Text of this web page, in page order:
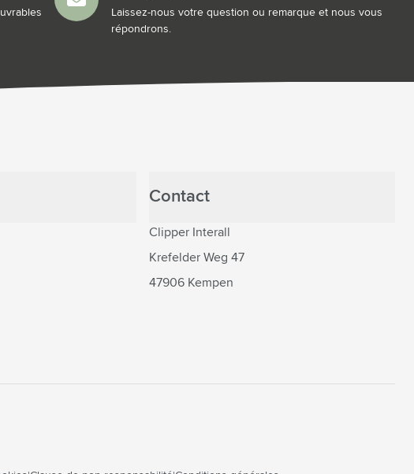
Laissez-nous votre question ou remarque et nous vous
répondrons.
Contact
Clipper Interall
Krefelder Weg 47
47906 Kempen